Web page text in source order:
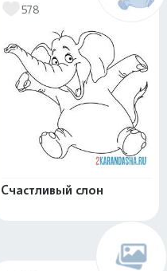
578
Счастливый слон